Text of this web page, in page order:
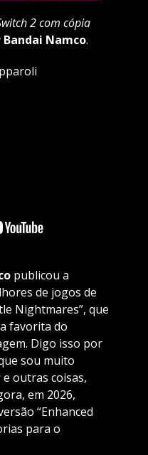
2 com cópia
Bandai Namco.
publicou a
de jogos de
Nightmares”, que
favorita do
Digo isso por
sou muito
e outras coisas,
em 2026,
“Enhanced
para o